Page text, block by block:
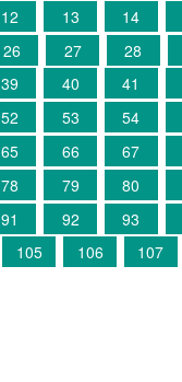
12 13 14
26 27 28
39 40 41
52 53 54
65 66 67
78 79 80
91 92 93
105 106 107